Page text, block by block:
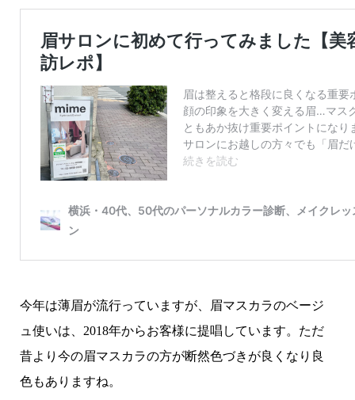
今年は薄眉が流行っていますが、眉マスカラのベージ
ュ使いは、2018年からお客様に提唱しています。ただ
昔より今の眉マスカラの方が断然色づきが良くなり良
色もありますね。